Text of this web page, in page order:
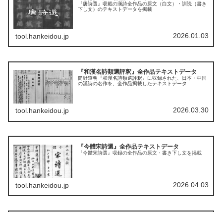
『唐詩選』収載の漢詩全作品の原文（白文）・訓読（書き
下し文）のテキストデータを掲載
tool.hankeidou.jp 2026.01.03
『和漢名詩類選評釈』全作品テキストデータ
簡野道明『和漢名詩類選評釈』に収録された、日本・中国
の漢詩の名作を、全作品掲載したテキストデータ
tool.hankeidou.jp 2026.03.30
『今體宋詩選』全作品テキストデータ
『今體宋詩選』収録の全作品の原文・書き下し文を掲載
tool.hankeidou.jp 2026.04.03